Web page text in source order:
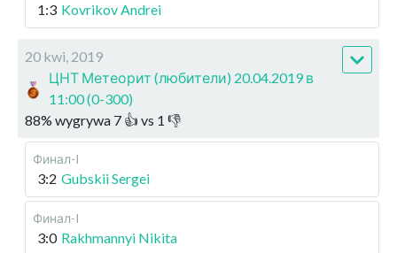
1:3 Kovrikov Andrei
20 kwi, 2019
ЦНТ Метеорит (любители) 20.04.2019 в
11:00 (0-300)
88% wygrywa 7 👍 vs 1 👎
Финал-I
3:2 Gubskii Sergei
Финал-I
3:0 Rakhmannyi Nikita